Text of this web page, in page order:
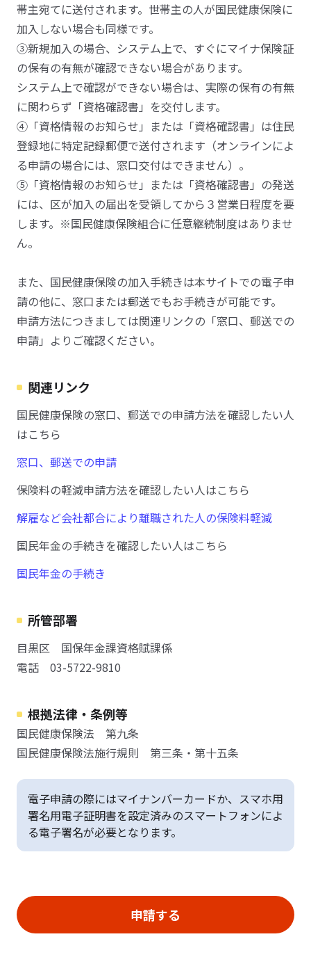
帯主宛てに送付されます。世帯主の人が国民健康保険に
加入しない場合も同様です。
③新規加入の場合、システム上で、すぐにマイナ保険証
の保有の有無が確認できない場合があります。
システム上で確認ができない場合は、実際の保有の有無
に関わらず「資格確認書」を交付します。
④「資格情報のお知らせ」または「資格確認書」は住民
登録地に特定記録郵便で送付されます（オンラインによ
る申請の場合には、窓口交付はできません）。
⑤「資格情報のお知らせ」または「資格確認書」の発送
には、区が加入の届出を受領してから３営業日程度を要
します。※国民健康保険組合に任意継続制度はありませ
ん。
また、国民健康保険の加入手続きは本サイトでの電子申
請の他に、窓口または郵送でもお手続きが可能です。
申請方法につきましては関連リンクの「窓口、郵送での
申請」よりご確認ください。
関連リンク
国民健康保険の窓口、郵送での申請方法を確認したい人
はこちら
窓口、郵送での申請
保険料の軽減申請方法を確認したい人はこちら
解雇など会社都合により離職された人の保険料軽減
国民年金の手続きを確認したい人はこちら
国民年金の手続き
所管部署
目黒区 国保年金課資格賦課係
電話 03-5722-9810
根拠法律・条例等
国民健康保険法 第九条
国民健康保険法施行規則 第三条・第十五条
電子申請の際にはマイナンバーカードか、スマホ用
署名用電子証明書を設定済みのスマートフォンによ
る電子署名が必要となります。